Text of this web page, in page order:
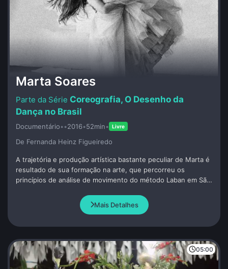
Marta Soares
Coreografia, O Desenho da
Dança no Brasil
Documentário••2016•52min• Livre
De Fernanda Heinz Figueiredo
A trajetória e produção artística bastante peculiar de Marta é
resultado de sua formação na arte, que percorreu os
princípios de análise de movimento do método Laban em São
Mais Detalhes
05:00